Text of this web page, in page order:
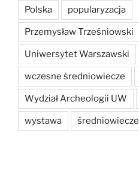
Polska popularyzacja
Przemysław Trześniowski
Uniwersytet Warszawski
wczesne średniowiecze
Wydział Archeologii UW
wystawa średniowiecze